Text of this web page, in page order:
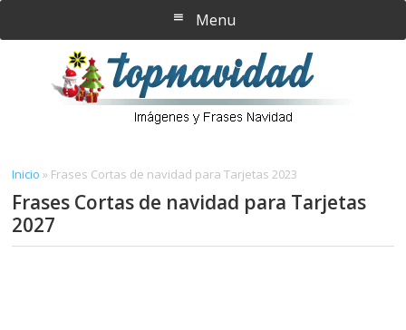
al
principal
a
Menu
Inicio » Frases Cortas de navidad para Tarjetas 2023
Frases Cortas de navidad para Tarjetas
2027